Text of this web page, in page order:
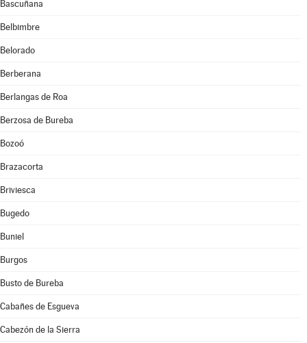
Bascuñana
Belbimbre
Belorado
Berberana
Berlangas de Roa
Berzosa de Bureba
Bozoó
Brazacorta
Briviesca
Bugedo
Buniel
Burgos
Busto de Bureba
Cabañes de Esgueva
Cabezón de la Sierra